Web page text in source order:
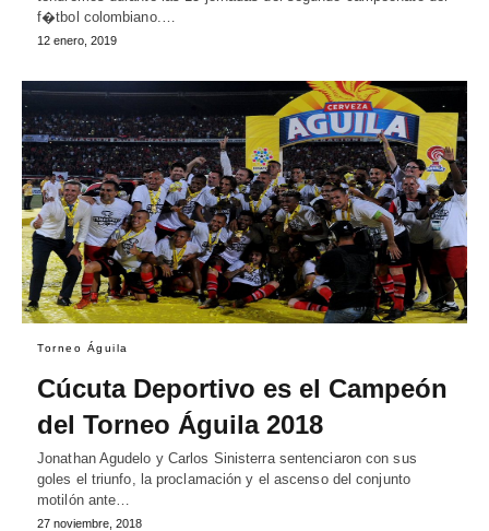
f�tbol colombiano.…
12 enero, 2019
Torneo Águila
Cúcuta Deportivo es el Campeón
del Torneo Águila 2018
Jonathan Agudelo y Carlos Sinisterra sentenciaron con sus
goles el triunfo, la proclamación y el ascenso del conjunto
motilón ante…
27 noviembre, 2018